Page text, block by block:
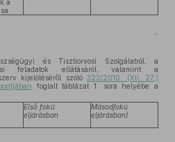
a
”
és Tisztiorvosi Szolgálatról, a
feladatok ellátásáról, valamint a
kijelöléséről szóló323/2010. (XII. 27.)
foglalt táblázat 1. sora helyébe a
Első fokú
eljárásban
Másodfokú
eljárásban)